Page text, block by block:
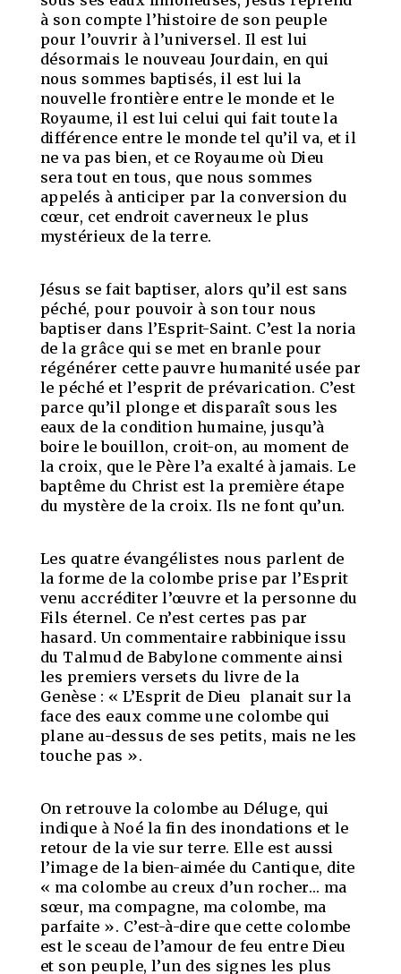
à son compte l’histoire de son peuple
pour l’ouvrir à l’universel. Il est lui
désormais le nouveau Jourdain, en qui
nous sommes baptisés, il est lui la
nouvelle frontière entre le monde et le
Royaume, il est lui celui qui fait toute la
différence entre le monde tel qu’il va, et il
ne va pas bien, et ce Royaume où Dieu
sera tout en tous, que nous sommes
appelés à anticiper par la conversion du
cœur, cet endroit caverneux le plus
mystérieux de la terre.
Jésus se fait baptiser, alors qu’il est sans
péché, pour pouvoir à son tour nous
baptiser dans l’Esprit-Saint. C’est la noria
de la grâce qui se met en branle pour
régénérer cette pauvre humanité usée par
le péché et l’esprit de prévarication. C’est
parce qu’il plonge et disparaît sous les
eaux de la condition humaine, jusqu’à
boire le bouillon, croit-on, au moment de
la croix, que le Père l’a exalté à jamais. Le
baptême du Christ est la première étape
du mystère de la croix. Ils ne font qu’un.
Les quatre évangélistes nous parlent de
la forme de la colombe prise par l’Esprit
venu accréditer l’œuvre et la personne du
Fils éternel. Ce n’est certes pas par
hasard. Un commentaire rabbinique issu
du Talmud de Babylone commente ainsi
les premiers versets du livre de la
Genèse : « L’Esprit de Dieu planait sur la
face des eaux comme une colombe qui
plane au-dessus de ses petits, mais ne les
touche pas ».
On retrouve la colombe au Déluge, qui
indique à Noé la fin des inondations et le
retour de la vie sur terre. Elle est aussi
l’image de la bien-aimée du Cantique, dite
« ma colombe au creux d’un rocher… ma
sœur, ma compagne, ma colombe, ma
parfaite ». C’est-à-dire que cette colombe
est le sceau de l’amour de feu entre Dieu
et son peuple, l’un des signes les plus